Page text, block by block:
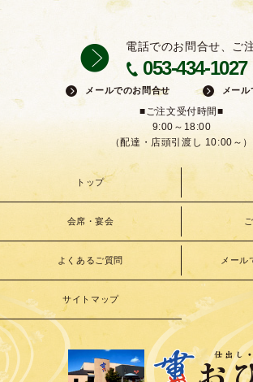
電話でのお問合せ、ご
053-434-1027
メールでのお問合せ メール
■ご注文受付時間■
9:00～18:00
（配達・店頭引渡し 10:00～）
トップ
会席・宴会
よくあるご質問 メール
サイトマップ